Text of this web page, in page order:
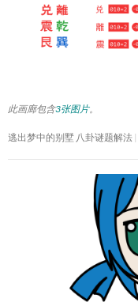
此画廊包含3张图片。
逃出梦中的别墅 八卦谜题解法